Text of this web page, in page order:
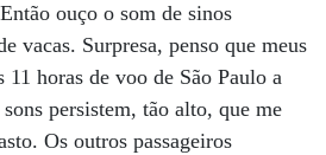
ouço o som de sinos
vacas. Surpresa, penso que meus
11 horas de voo de São Paulo a
persistem, tão alto, que me
Os outros passageiros